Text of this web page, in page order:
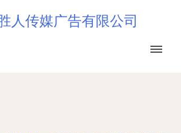
人传媒广告有限公司